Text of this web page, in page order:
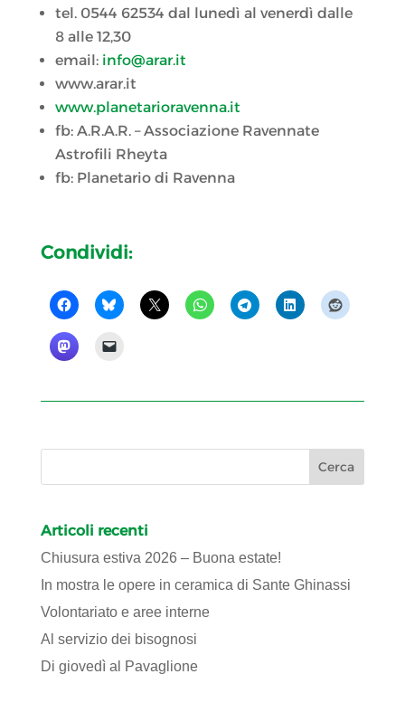
tel. 0544 62534 dal lunedì al venerdì dalle
8 alle 12,30
email: info@arar.it
www.arar.it
www.planetarioravenna.it
fb: A.R.A.R. – Associazione Ravennate
Astrofili Rheyta
fb: Planetario di Ravenna
Condividi:
Articoli recenti
Chiusura estiva 2026 – Buona estate!
In mostra le opere in ceramica di Sante Ghinassi
Volontariato e aree interne
Al servizio dei bisognosi
Di giovedì al Pavaglione